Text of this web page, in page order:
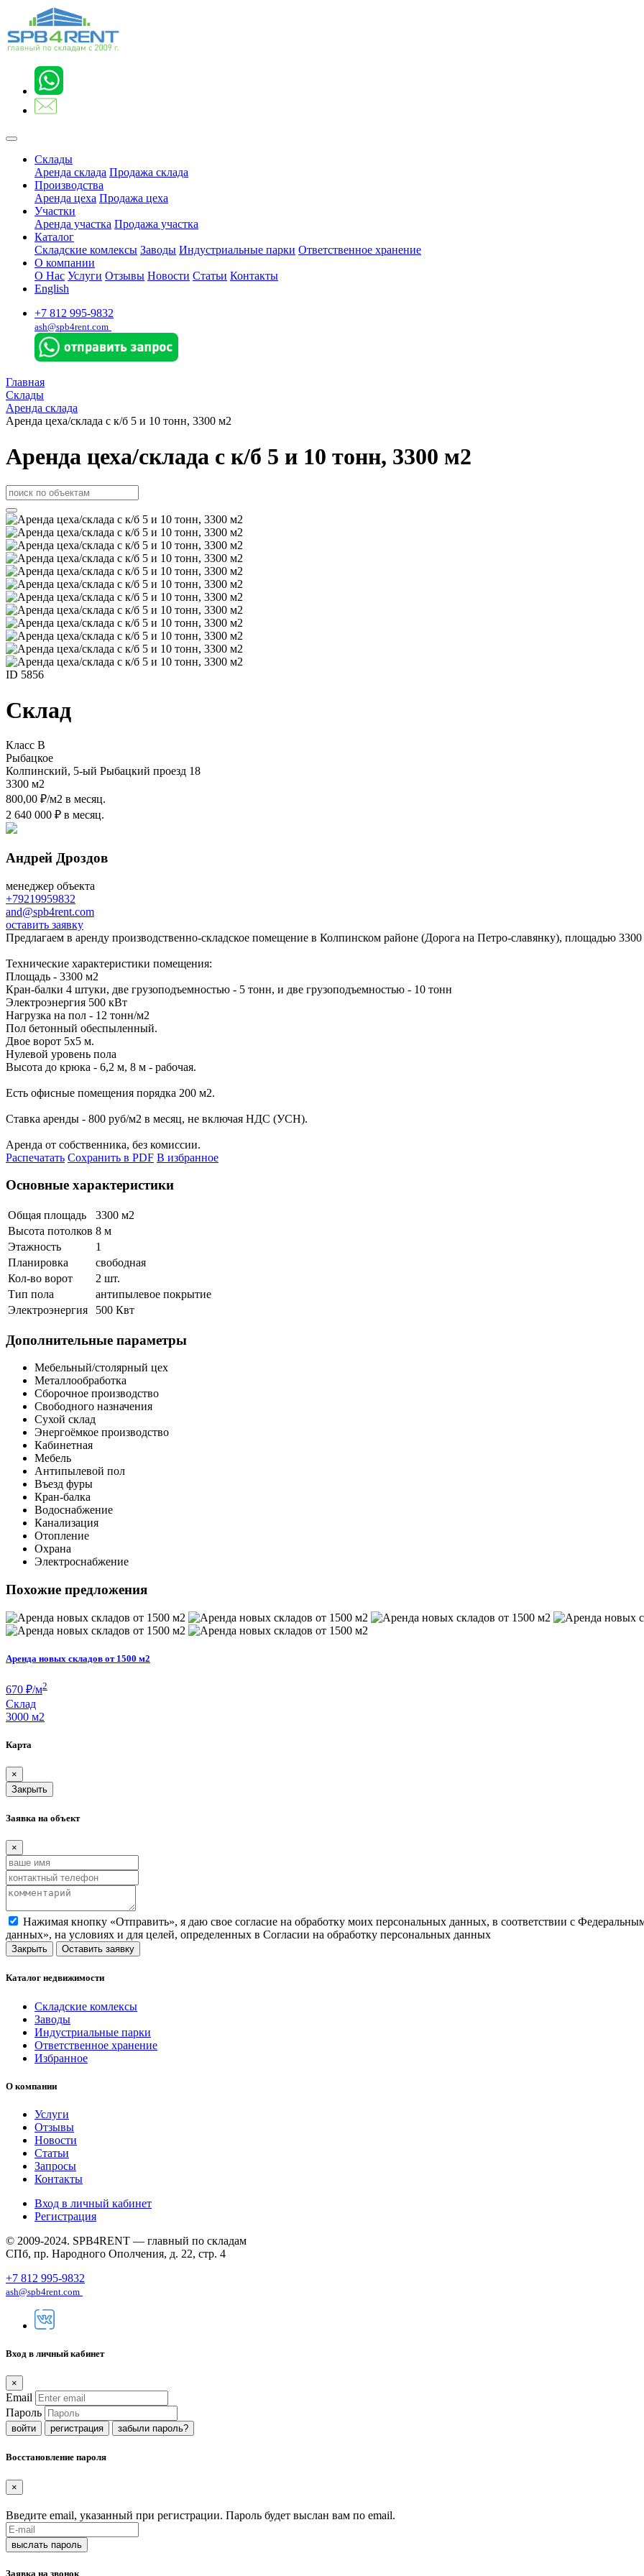
Склады
Аренда склада Продажа склада
Производства
Аренда цеха Продажа цеха
Участки
Аренда участка Продажа участка
Каталог
Складские комлексы Заводы Индустриальные парки Ответственное хранение
О компании
О Нас Услуги Отзывы Новости Статьи Контакты
English
+7 812 995-9832
ash@spb4rent.com
Главная
Склады
Аренда склада
Аренда цеха/склада с к/б 5 и 10 тонн, 3300 м2
Аренда цеха/склада с к/б 5 и 10 тонн, 3300 м2
ID 5856
Склад
Класс B
Рыбацкое
Колпинский, 5-ый Рыбацкий проезд 18
3300 м2
800,00 ₽/м2 в месяц.
2 640 000 ₽ в месяц.
Андрей Дроздов
менеджер объекта
+79219959832
and@spb4rent.com
оставить заявку
Предлагаем в аренду производственно-складское помещение в Колпинском районе (Дорога на Петро-славянку), площадью
Технические характеристики помещения:
Площадь - 3300 м2
Кран-балки 4 штуки, две грузоподъемностью - 5 тонн, и две грузоподъемностью - 10 тонн
Электроэнергия 500 кВт
Нагрузка на пол - 12 тонн/м2
Пол бетонный обеспыленный.
Двое ворот 5х5 м.
Нулевой уровень пола
Высота до крюка - 6,2 м, 8 м - рабочая.
Есть офисные помещения порядка 200 м2.
Ставка аренды - 800 руб/м2 в месяц, не включая НДС (УСН).
Аренда от собственника, без комиссии.
Распечатать Сохранить в PDF В избранное
Основные характеристики
Общая площадь 3300 м2
Высота потолков 8 м
Этажность
1
Планировка
свободная
Кол-во ворот
2 шт.
Тип пола
антипылевое покрытие
Электроэнергия
500 Квт
Дополнительные параметры
Мебельный/столярный цех
Металлообработка
Сборочное производство
Свободного назначения
Сухой склад
Энергоёмкое производство
Кабинетная
Мебель
Антипылевой пол
Въезд фуры
Кран-балка
Водоснабжение
Канализация
Отопление
Охрана
Электроснабжение
Похожие предложения
Аренда новых складов от 1500 м2
670 ₽/м2
Склад
3000 м2
Карта
×
Закрыть
Заявка на объект
×
Нажимая кнопку «Отправить», я даю свое согласие на обработку моих персональных данных, в соответствии с
данных», на условиях и для целей, определенных в Согласии на обработку персональных данных
Закрыть Оставить заявку
Каталог недвижимости
Складские комлексы
Заводы
Индустриальные парки
Ответственное хранение
Избранное
О компании
Услуги
Отзывы
Новости
Статьи
Запросы
Контакты
Вход в личный кабинет
Регистрация
© 2009-2024. SPB4RENT — главный по складам
СПб, пр. Народного Ополчения, д. 22, стр. 4
+7 812 995-9832
ash@spb4rent.com
Вход в личный кабинет
×
Email
Пароль
регистрация забыли пароль?
Восстановление пароля
×
Введите email, указанный при регистрации. Пароль будет выслан вам по email.
Заявка на звонок